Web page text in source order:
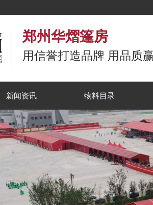
郑州华熠篷房
用信誉打造品牌 用品质
新闻资讯 物料目录